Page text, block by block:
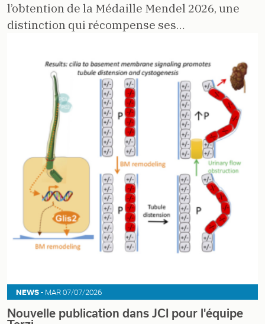
l’obtention de la Médaille Mendel 2026, une
distinction qui récompense ses…
NEWS - MAR 07/07/2026
Nouvelle publication dans JCI pour l'équipe